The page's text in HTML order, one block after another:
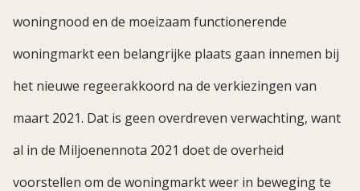
woningnood en de moeizaam functionerende
woningmarkt een belangrijke plaats gaan innemen bij
het nieuwe regeerakkoord na de verkiezingen van
maart 2021. Dat is geen overdreven verwachting, want
al in de Miljoenennota 2021 doet de overheid
voorstellen om de woningmarkt weer in beweging te